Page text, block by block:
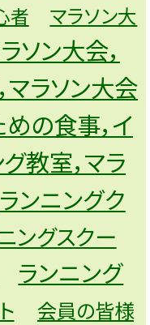
者
マラソン大
ソン大会，
マラソン大会
の食事，イ
教室，マラ
ランニングク
ングスクー
ランニング
会員の皆様